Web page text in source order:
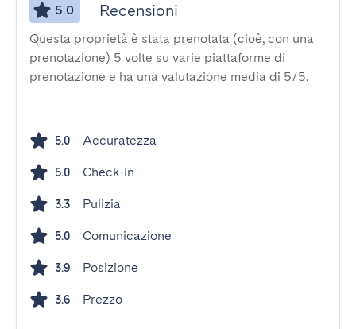
5.0 Recensioni
Questa proprietà è stata prenotata (cioè, con una
prenotazione) 5 volte su varie piattaforme di
prenotazione e ha una valutazione media di 5/5.
5.0 Accuratezza
5.0 Check-in
3.3 Pulizia
5.0 Comunicazione
3.9 Posizione
3.6 Prezzo